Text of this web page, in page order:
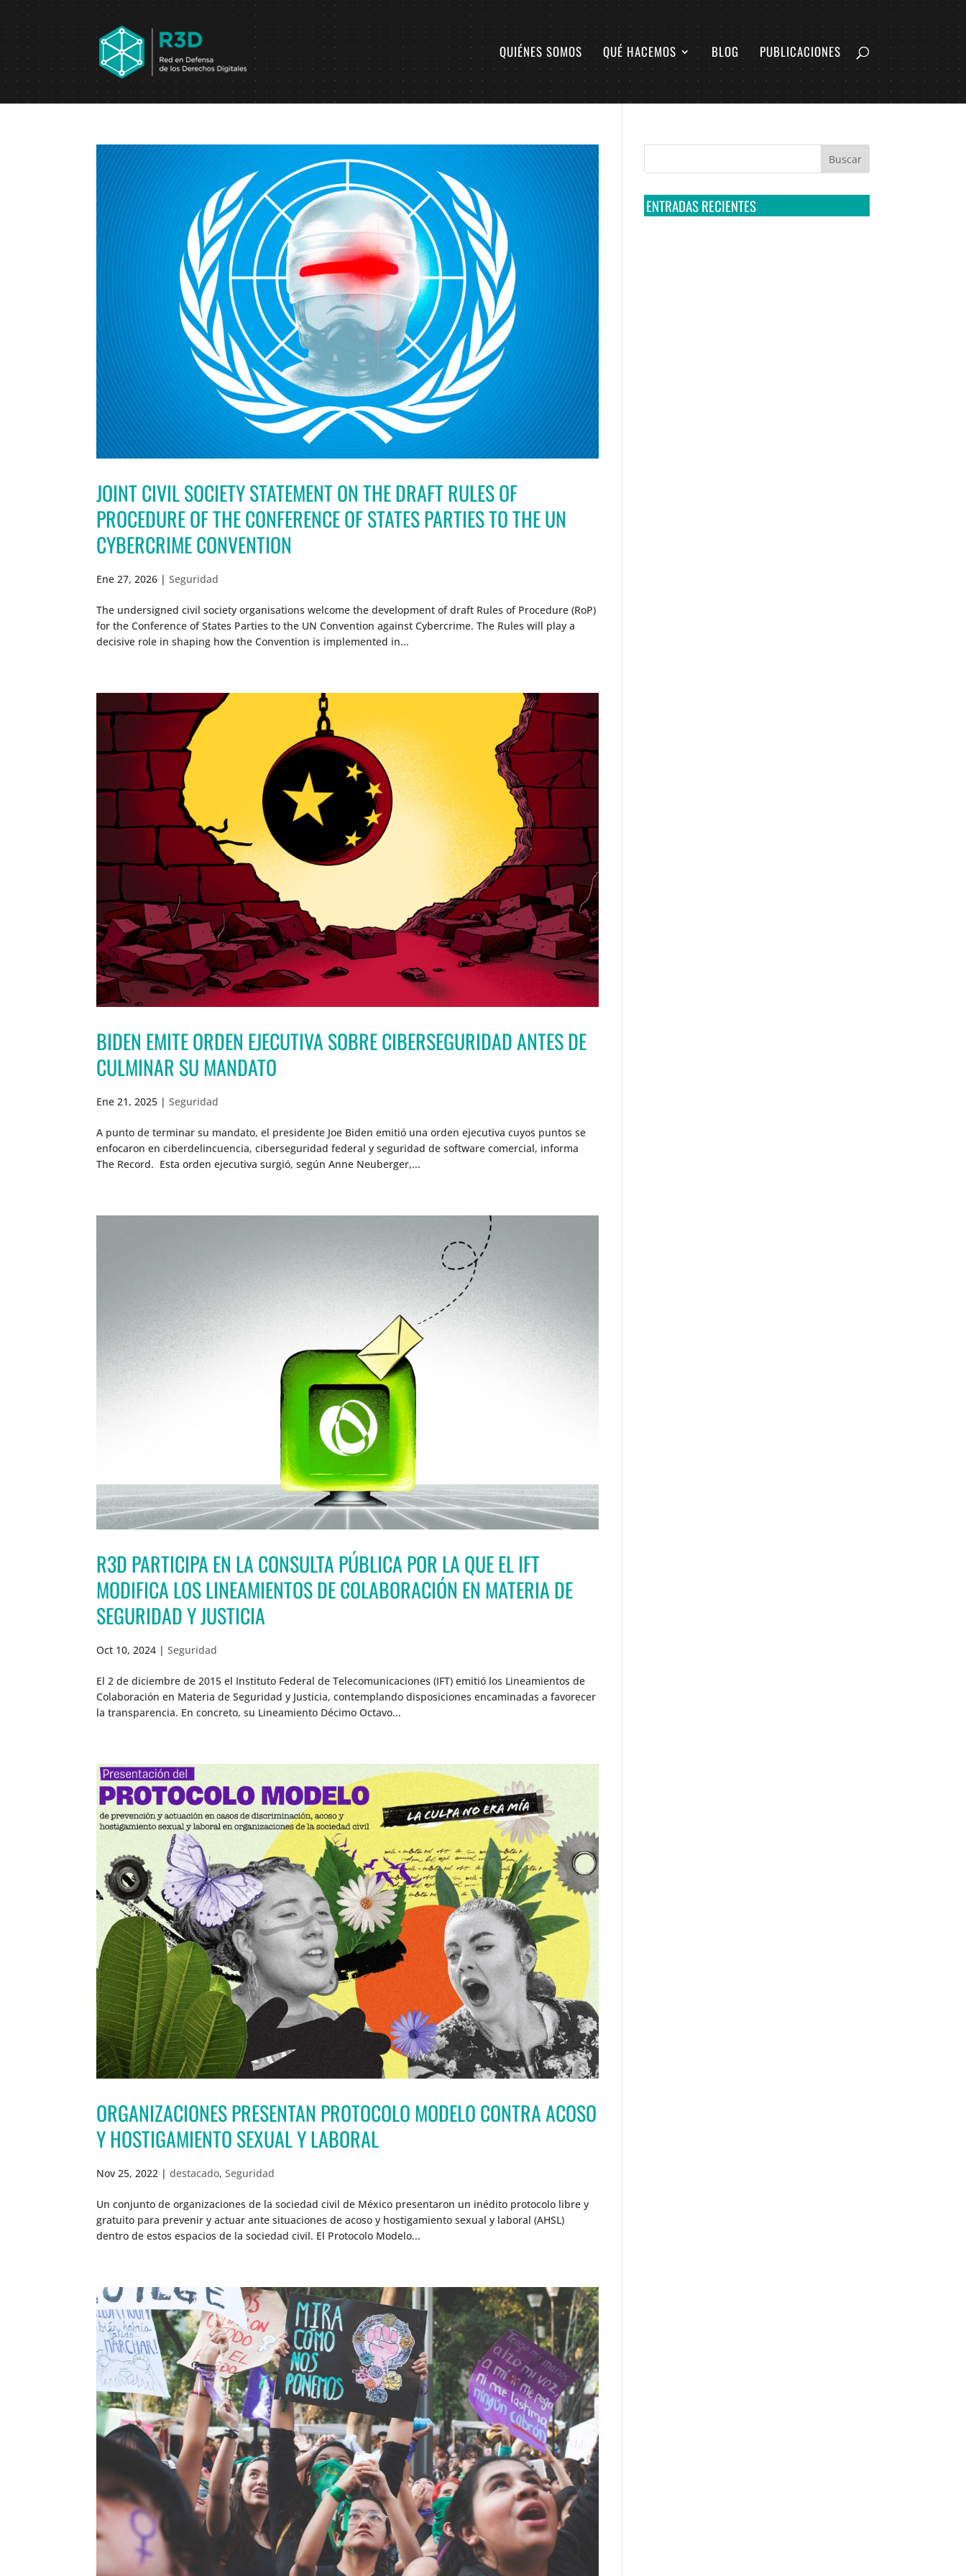
QUIÉNES SOMOS QUÉ HACEMOS BLOG PUBLICACIONES
JOINT CIVIL SOCIETY STATEMENT ON THE DRAFT RULES OF
PROCEDURE OF THE CONFERENCE OF STATES PARTIES TO THE UN
CYBERCRIME CONVENTION
Ene 27, 2026 |Seguridad
The undersigned civil society organisations welcome the development of draft Rules of Procedure (RoP)
for the Conference of States Parties to the UN Convention against Cybercrime. The Rules will play a
decisive role in shaping how the Convention is implemented in...
BIDEN EMITE ORDEN EJECUTIVA SOBRE CIBERSEGURIDAD ANTES DE
CULMINAR SU MANDATO
Ene 21, 2025 |Seguridad
A punto de terminar su mandato, el presidente Joe Biden emitió una orden ejecutiva cuyos puntos se
enfocaron en ciberdelincuencia, ciberseguridad federal y seguridad de software comercial, informa
The Record. Esta orden ejecutiva surgió, según Anne Neuberger,...
R3D PARTICIPA EN LA CONSULTA PÚBLICA POR LA QUE EL IFT
MODIFICA LOS LINEAMIENTOS DE COLABORACIÓN EN MATERIA DE
SEGURIDAD Y JUSTICIA
Oct 10, 2024 |Seguridad
El 2 de diciembre de 2015 el Instituto Federal de Telecomunicaciones (IFT) emitió los Lineamientos de
Colaboración en Materia de Seguridad y Justicia, contemplando disposiciones encaminadas a favorecer
la transparencia. En concreto, su Lineamiento Décimo Octavo...
ORGANIZACIONES PRESENTAN PROTOCOLO MODELO CONTRA ACOSO
Y HOSTIGAMIENTO SEXUAL Y LABORAL
Nov 25, 2022 |destacado,Seguridad
Un conjunto de organizaciones de la sociedad civil de México presentaron un inédito protocolo libre y
gratuito para prevenir y actuar ante situaciones de acoso y hostigamiento sexual y laboral (AHSL)
dentro de estos espacios de la sociedad civil. El Protocolo Modelo...
ENTRADAS RECIENTES